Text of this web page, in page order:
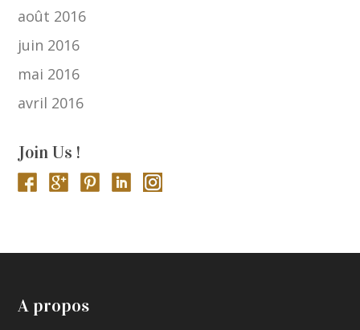
août 2016
juin 2016
mai 2016
avril 2016
Join Us !
A propos